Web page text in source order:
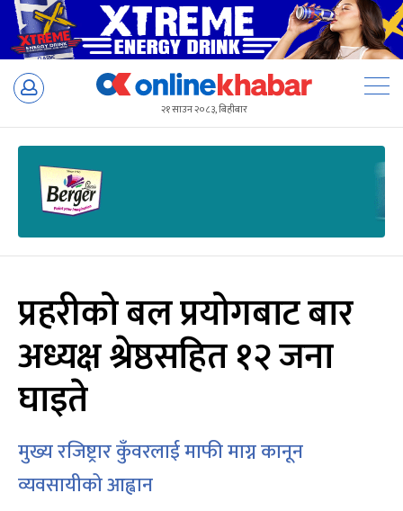
Skip
२१ साउन २०८३, बिहीबार
प्रहरीको बल प्रयोगबाट बार
अध्यक्ष श्रेष्ठसहित १२ जना
घाइते
मुख्य रजिष्ट्रार कुँवरलाई माफी माग्न कानून
व्यवसायीको आह्वान